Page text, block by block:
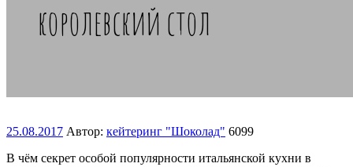
королевский стол
25.08.2017 Автор: кейтеринг "Шоколад" 6099
В чём секрет особой популярности итальянской кухни в